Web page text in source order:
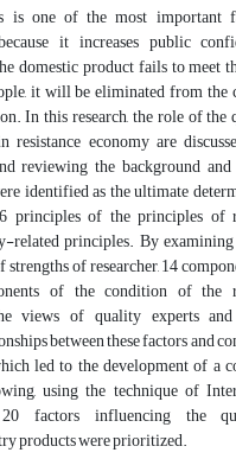
is one of the most important
it increases public
domestic product fails to meet
it will be eliminated from the
In this research, the role of
resistance economy are
reviewing the background
identified as the ultimate
principles of the principles of
related principles. By
of researcher, 14
of the condition of the
views of quality experts
between these factors and
led to the development of a
using the technique of
20 factors influencing the
products were prioritized.